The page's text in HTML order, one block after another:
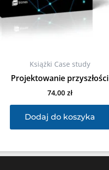
Książki Case study
Projektowanie przyszłości
74,00 zł
Dodaj do koszyka